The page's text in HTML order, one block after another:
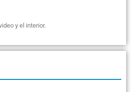
y el interior.